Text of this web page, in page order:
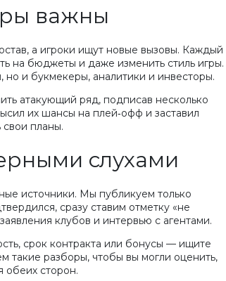
важны
а игроки ищут новые вызовы. Каждый
на бюджеты и даже изменить стиль игры.
но и букмекеры, аналитики и инвесторы.
атакующий ряд, подписав несколько
их шансы на плей‑офф и заставил
свои планы.
слухами
источники. Мы публикуем только
сразу ставим отметку «не
клубов и интервью с агентами.
срок контракта или бонусы — ищите
такие разборы, чтобы вы могли оценить,
обеих сторон.
SEO 2026: Появление новых
стратегий и конец эпохи
традиционных ссылок